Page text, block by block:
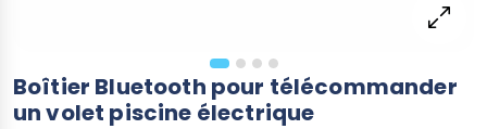
Boîtier Bluetooth pour télécommander
un volet piscine électrique